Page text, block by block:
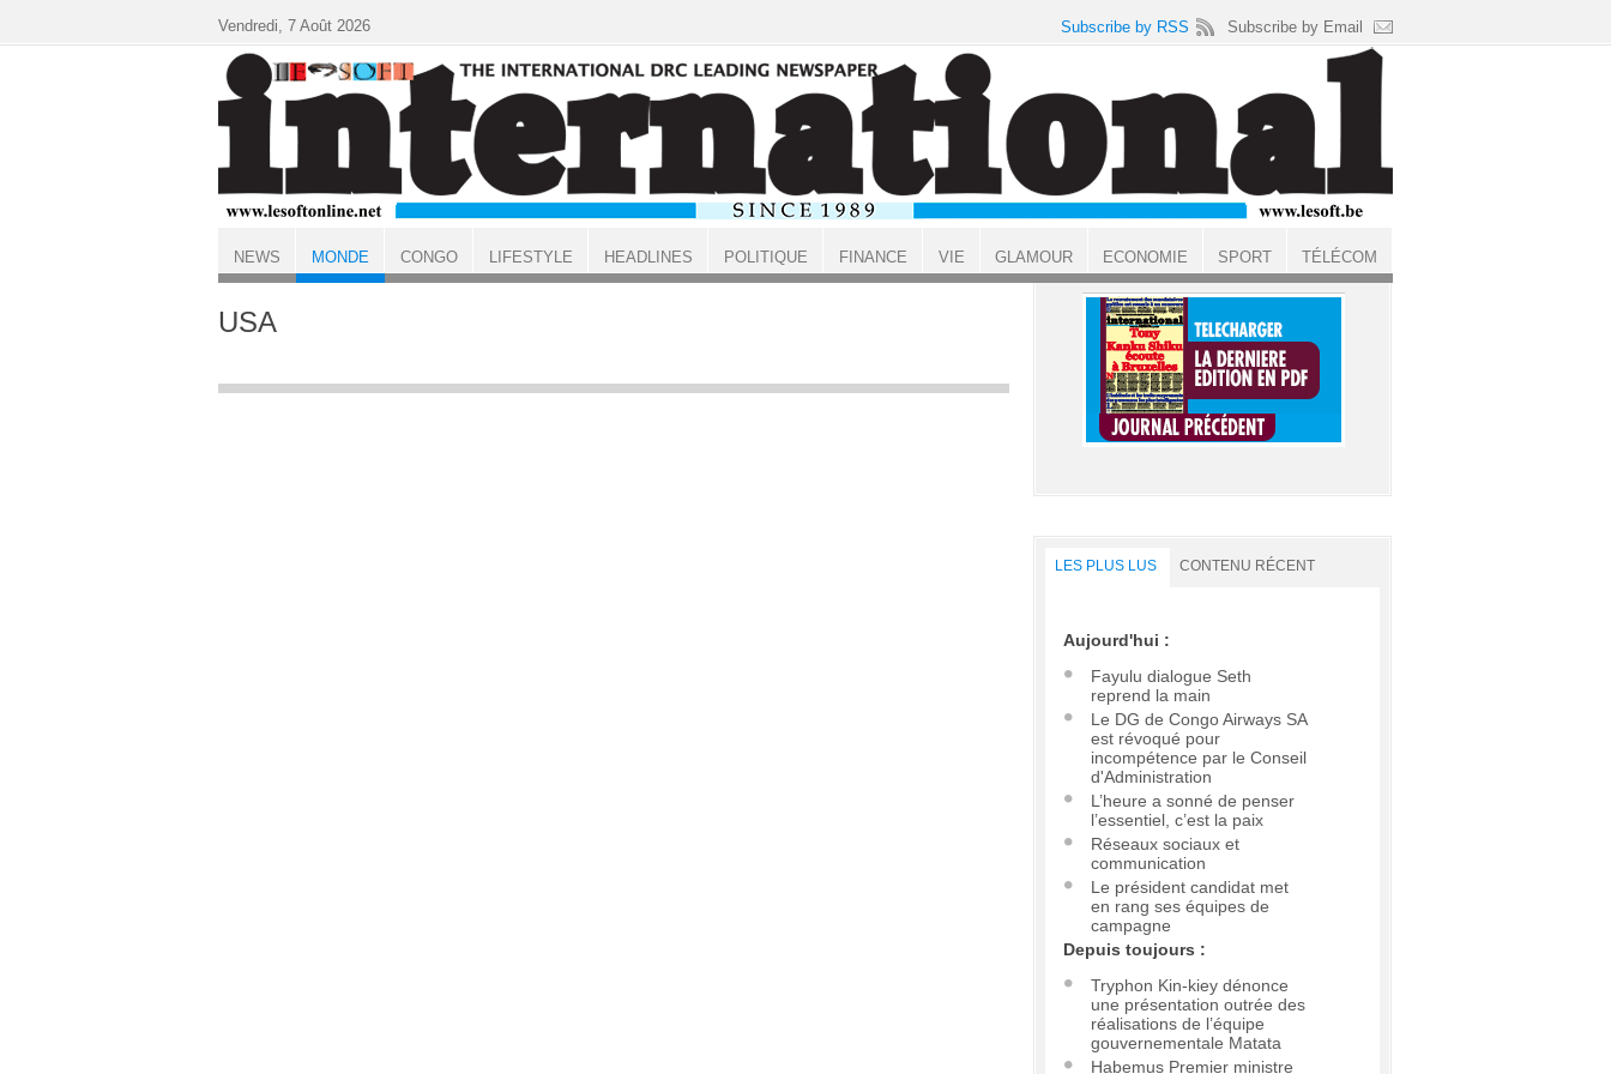
ACCUEIL MONDE
USA
LES PLUS LUS CONTENU RÉCENT
Aujourd'hui :
Fayulu dialogue Seth
reprend la main
Le DG de Congo Airways SA
est révoqué pour
incompétence par le Conseil
d'Administration
L’heure a sonné de penser
l’essentiel, c’est la paix
Réseaux sociaux et
communication
Le président candidat met
en rang ses équipes de
campagne
Depuis toujours :
Tryphon Kin-kiey dénonce
une présentation outrée des
réalisations de l’équipe
gouvernementale Matata
Habemus Premier ministre
Vendredi, 7 Août 2026 Subscribe by RSS Subscribe by Email
NEWS MONDE CONGO LIFESTYLE HEADLINES POLITIQUE FINANCE VIE GLAMOUR ECONOMIE SPORT TÉLÉCOM